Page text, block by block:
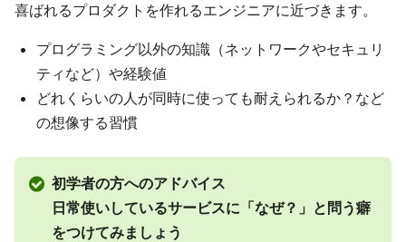
喜ばれるプロダクトを作れるエンジニアに近づきます。
プログラミング以外の知識（ネットワークやセキュリ
ティなど）や経験値
どれくらいの人が同時に使っても耐えられるか？など
の想像する習慣
初学者の方へのアドバイス
日常使いしているサービスに「なぜ？」と問う癖
をつけてみましょう